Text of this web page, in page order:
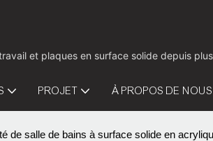
et plaques en surface solide depuis
PROJET À PROPOS DE NOUS
de salle de bains à surface solide en